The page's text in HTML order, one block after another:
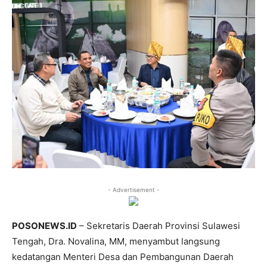
- Advertisement -
POSONEWS.ID – Sekretaris Daerah Provinsi Sulawesi
Tengah, Dra. Novalina, MM, menyambut langsung
kedatangan Menteri Desa dan Pembangunan Daerah